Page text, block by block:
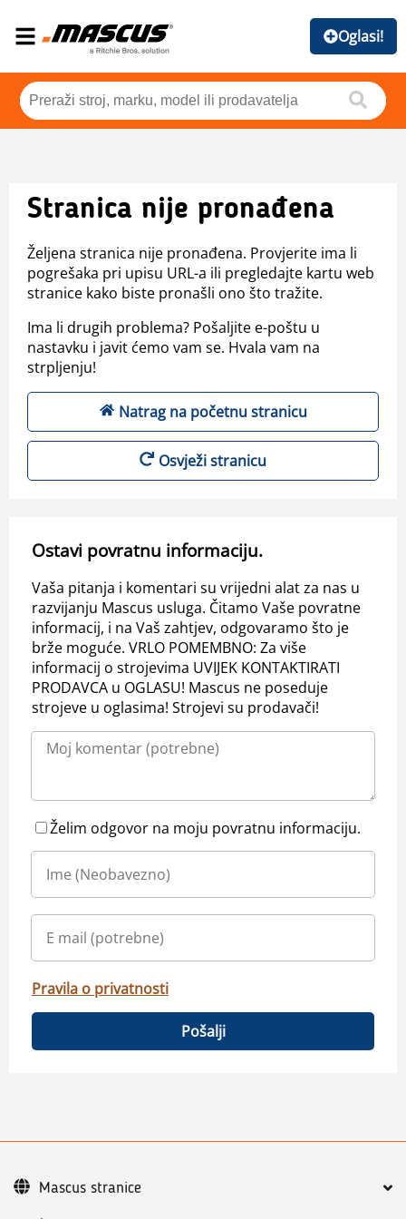
Oglasi!
Stranica nije pronađena
Željena stranica nije pronađena. Provjerite ima li
pogrešaka pri upisu URL-a ili pregledajte kartu web
stranice kako biste pronašli ono što tražite.
Ima li drugih problema? Pošaljite e-poštu u
nastavku i javit ćemo vam se. Hvala vam na
strpljenju!
Natrag na početnu stranicu
Osvježi stranicu
Ostavi povratnu informaciju.
Vaša pitanja i komentari su vrijedni alat za nas u
razvijanju Mascus usluga. Čitamo Vaše povratne
informacij, i na Vaš zahtjev, odgovaramo što je
brže moguće. VRLO POMEMBNO: Za više
informacij o strojevima UVIJEK KONTAKTIRATI
PRODAVCA u OGLASU! Mascus ne poseduje
strojeve u oglasima! Strojevi su prodavači!
Želim odgovor na moju povratnu informaciju.
Pravila o privatnosti
Pošalji
Mascus stranice